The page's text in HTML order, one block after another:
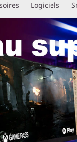
Logiciels